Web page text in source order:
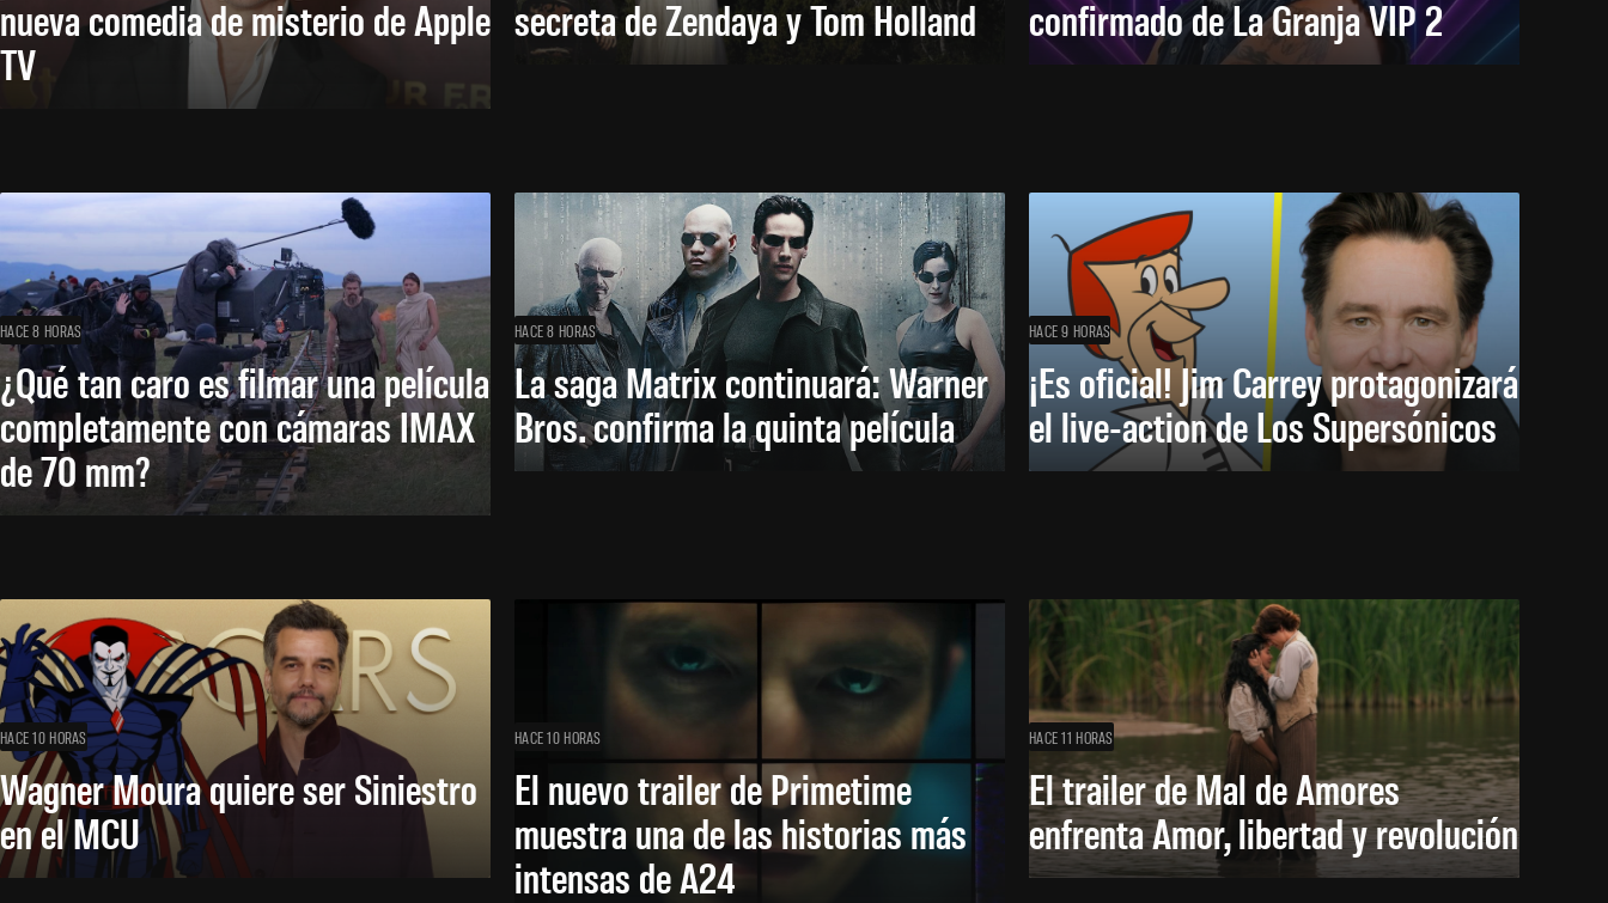
nueva comedia de misterio de Apple
TV
secreta de Zendaya y Tom Holland
confirmado de La Granja VIP 2
HACE 8 HORAS
¿Qué tan caro es filmar una película
completamente con cámaras IMAX
de 70 mm?
HACE 8 HORAS
La saga Matrix continuará: Warner
Bros. confirma la quinta película
HACE 9 HORAS
¡Es oficial! Jim Carrey protagonizará
el live-action de Los Supersónicos
HACE 10 HORAS
Wagner Moura quiere ser Siniestro
en el MCU
HACE 10 HORAS
El nuevo trailer de Primetime
muestra una de las historias más
intensas de A24
HACE 11 HORAS
El trailer de Mal de Amores
enfrenta Amor, libertad y revolución